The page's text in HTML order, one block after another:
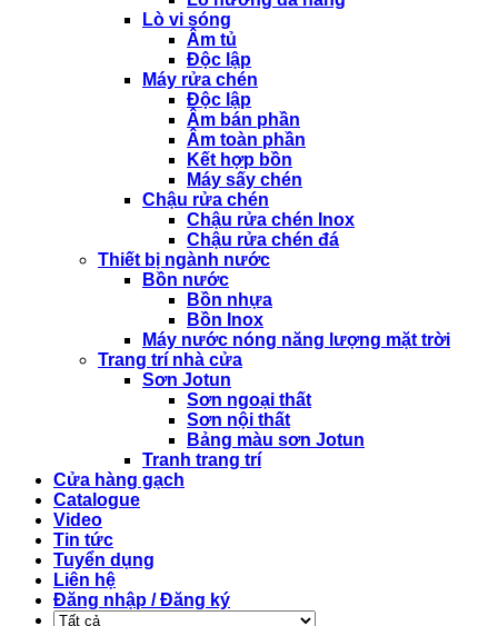
Lò vi sóng
Âm tủ
Độc lập
Máy rửa chén
Độc lập
Âm bán phần
Âm toàn phần
Kết hợp bồn
Máy sấy chén
Chậu rửa chén
Chậu rửa chén Inox
Chậu rửa chén đá
Thiết bị ngành nước
Bồn nước
Bồn nhựa
Bồn Inox
Máy nước nóng năng lượng mặt trời
Trang trí nhà cửa
Sơn Jotun
Sơn ngoại thất
Sơn nội thất
Bảng màu sơn Jotun
Tranh trang trí
Cửa hàng gạch
Catalogue
Video
Tin tức
Tuyển dụng
Liên hệ
Đăng nhập / Đăng ký